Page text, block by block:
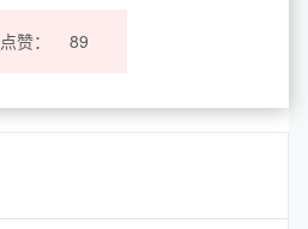
点赞： 89